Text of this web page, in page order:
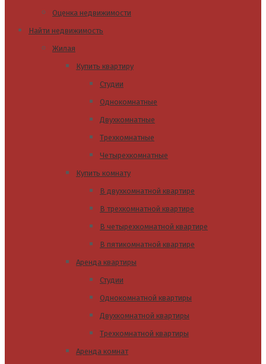
Оценка недвижимости
Найти недвижимость
Жилая
Купить квартиру
Студии
Однокомнатные
Двухкомнатные
Трехкомнатные
Четырехкомнатные
Купить комнату
В двухкомнатной квартире
В трехкомнатной квартире
В четырехкомнатной квартире
В пятикомнатной квартире
Аренда квартиры
Студии
Однокомнатной квартиры
Двухкомнатной квартиры
Трехкомнатной квартиры
Аренда комнат